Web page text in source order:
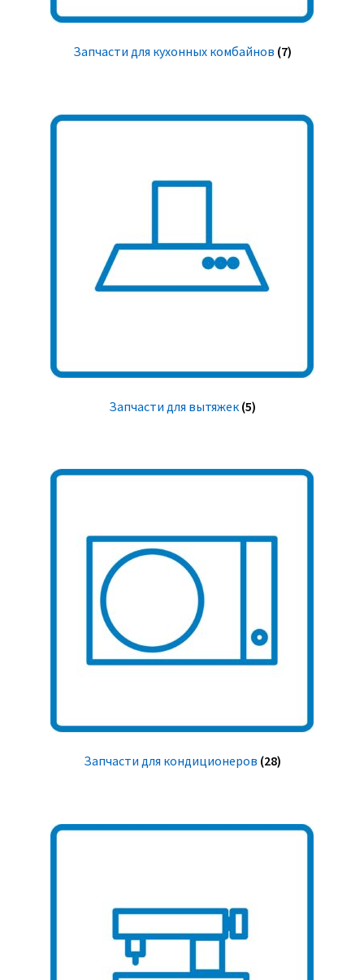
Запчасти для кухонных комбайнов (7)
Запчасти для вытяжек (5)
Запчасти для кондиционеров (28)